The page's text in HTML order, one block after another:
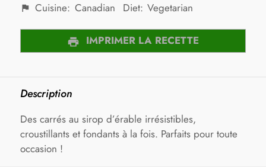
Cuisine: Canadian Diet: Vegetarian
IMPRIMER LA RECETTE
Description
Des carrés au sirop d’érable irrésistibles,
croustillants et fondants à la fois. Parfaits pour toute
occasion !